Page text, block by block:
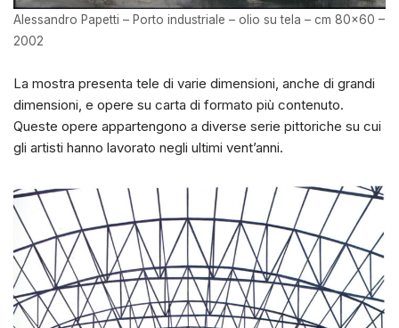
Alessandro Papetti – Porto industriale – olio su tela – cm 80×60 –
2002
La mostra presenta tele di varie dimensioni, anche di grandi
dimensioni, e opere su carta di formato più contenuto.
Queste opere appartengono a diverse serie pittoriche su cui
gli artisti hanno lavorato negli ultimi vent’anni.